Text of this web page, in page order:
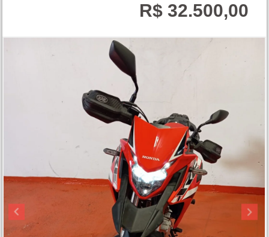
R$ 32.500,00